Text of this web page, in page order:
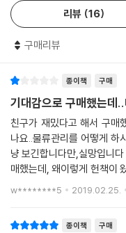
어느 늦은 오후, 로버트와 8
코즈 더 나이트(Because
스 스프링스틴과 작업한 곡
한 이유가 있었다. 로버트가
문에. (……) 로버트는 나의 성
서, 우리 서로를 위해서 정말
금을 멋지게 뿜어내더니 내
투로, 질투라고는 조금도 없
어로 느릿느릿 말했다.
“패티, 네가 먼저 유명해졌
“패티, 나 죽나 봐. 너무 고통
믿어야 한다는 것’과 ‘진실해
톡 페스티벌이 이상향을 꿈
메시지를 남겼다면, 이 책은
스미스가 음악적 실험을 거
(패티는 중국의 티베트 침공
했으며, 최근에는 바르셀로
회가 될 때마다 사회적 메시
자서전에 클리셰처럼 등장
찬 격의 이야기가 전혀 없기
진실하게 다가갈 것이다.
패티 스미스는 최근 11번째
자전적 기록이다. 1989년 죽
프를 회고하며 동지에 대한
게 풀어낸다. 독자들은 이
력한 암시를 받게 될 것이다.
리뷰 16
구매리뷰
종이책 구매
기대감으로 구매했는데
친구가 재밌다고 해서 구매
나요..물류관리를 어떻게 하
냥 보긴합니다만,실망입니
매했는데, 왜이렇게 헌책이
가날정도..반품이 귀찮아서
w********5 2019.02.25.
종이책 구매